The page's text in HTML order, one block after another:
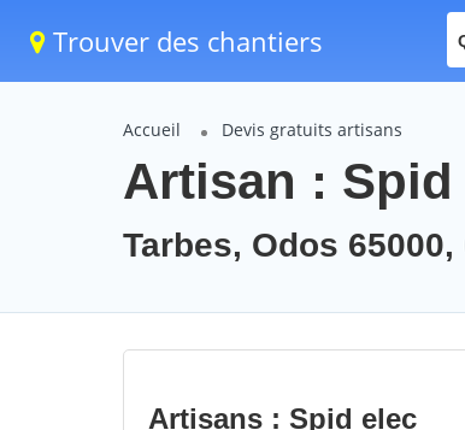
Trouver des chantiers
Accueil Devis gratuits artisans
Artisan : Spid
Tarbes, Odos 65000,
Artisans : Spid elec